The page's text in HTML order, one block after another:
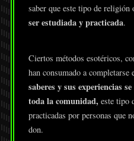
saber que este tipo de religión
ser estudiada y practicada.
Ciertos métodos esotéricos,
han consumado a
saberes y sus experiencias
toda la comunidad, este tipo
practicadas por personas que
don.